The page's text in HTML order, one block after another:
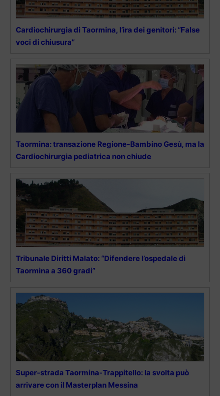
Cardiochirurgia di Taormina, l’ira dei genitori: “False
voci di chiusura”
Taormina: transazione Regione-Bambino Gesù, ma la
Cardiochirurgia pediatrica non chiude
Tribunale Diritti Malato: “Difendere l’ospedale di
Taormina a 360 gradi”
Super-strada Taormina-Trappitello: la svolta può
arrivare con il Masterplan Messina